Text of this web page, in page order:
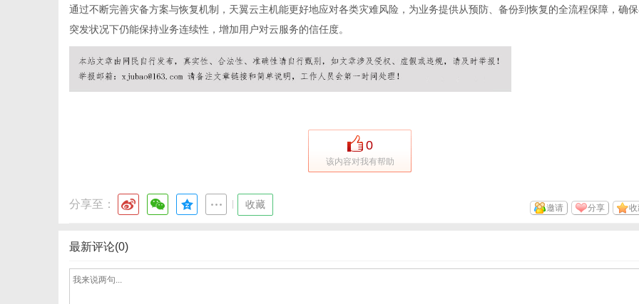
通过不断完善灾备方案与恢复机制，天翼云主机能更好地应对各类灾难风险，为业务提供从预防、备份到恢复的全流程保障，确
突发状况下仍能保持业务连续性，增加用户对云服务的信任度。
0
该内容对我有帮助
分享至： 收藏 分享
邀请
最新评论(0)